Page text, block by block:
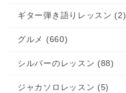
ギター弾き語りレッスン (2)
グルメ (660)
シルバーのレッスン (88)
ジャカソロレッスン (5)